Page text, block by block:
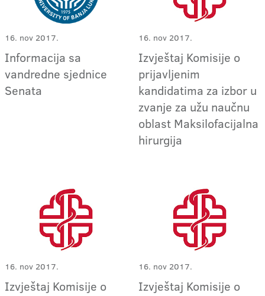
16. nov 2017.
Informacija sa
vandredne sjednice
Senata
16. nov 2017.
Izvještaj Komisije o
prijavljenim
kandidatima za izbor u
zvanje za užu naučnu
oblast Maksilofacijalna
hirurgija
16. nov 2017.
Izvještaj Komisije o
16. nov 2017.
Izvještaj Komisije o